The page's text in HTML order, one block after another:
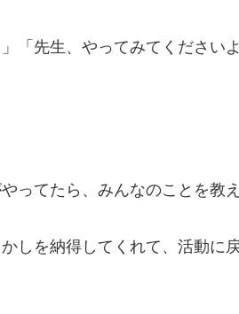
「先生、やってみてください
ってたら、みんなのことを教
しを納得してくれて、活動に戻